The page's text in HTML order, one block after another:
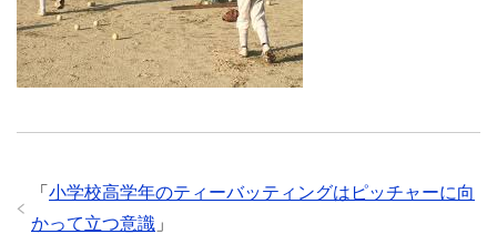
「 小学校高学年のティーバッティングはピッチャーに向
かって立つ意識 」